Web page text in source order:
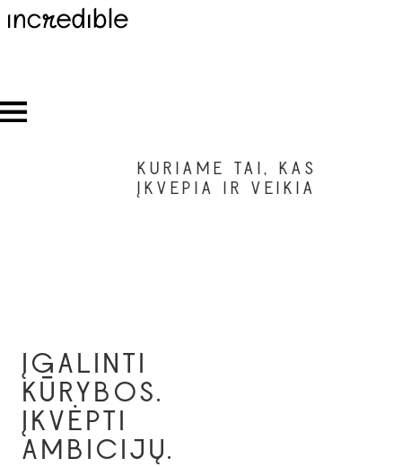
KURIAME TAI, KAS
ĮKVEPIA IR VEIKIA
ĮGALINTI
KŪRYBOS.
ĮKVĖPTI
AMBICIJŲ.